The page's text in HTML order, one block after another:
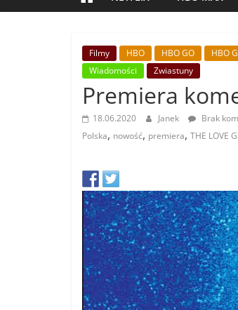
Filmy HBO HBO GO HBO
Wiadomości
Zwiastuny
Premiera
18.06.2020 Janek Brak
Polska, nowość, premiera, THE LOVE